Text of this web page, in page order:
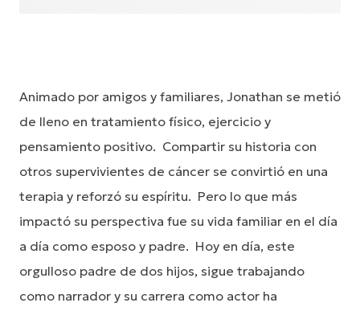
Animado por amigos y familiares, Jonathan se metió
de lleno en tratamiento físico, ejercicio y
pensamiento positivo. Compartir su historia con
otros supervivientes de cáncer se convirtió en una
terapia y reforzó su espíritu. Pero lo que más
impactó su perspectiva fue su vida familiar en el día
a día como esposo y padre. Hoy en día, este
orgulloso padre de dos hijos, sigue trabajando
como narrador y su carrera como actor ha